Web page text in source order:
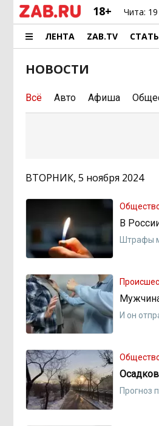
18+ Чита: 19
ЛЕНТА ZAB.TV
НОВОСТИ
Всё Авто Афиша
ВТОРНИК, 5 ноября 2024
В
Штрафы
И он
Прогноз